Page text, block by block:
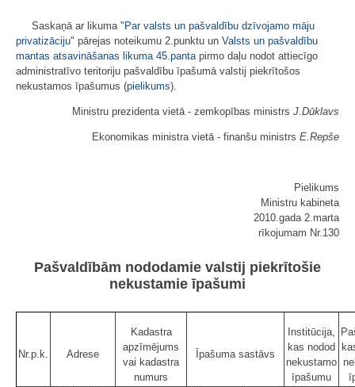
Saskaņā ar likuma " Par valsts un pašvaldību dzīvojamo māju
privatizāciju" pārejas noteikumu 2.punktu un Valsts un pašvaldību
mantas atsavināšanas likuma 45.pantapirmo daļu nodot attiecīgo
administratīvo teritoriju pašvaldību īpašumā valstij piekrītošos
nekustamos īpašumus (pielikums).
Ministru prezidenta vietā - zemkopības ministrs J.Dūklavs
Ekonomikas ministravietā - finanšu ministrs E.Repše
Pielikums
Ministru kabineta
2010.gada 2.marta
rīkojumam Nr.130
Pašvaldībām nododamie valstij piekrītošie
nekustamie īpašumi
Nr.p.k. Adrese
Kadastra
apzīmējums
vai kadastra
numurs
Īpašuma sastāvs
Institūcija,
kas nodod
nekustamo
īpašumu